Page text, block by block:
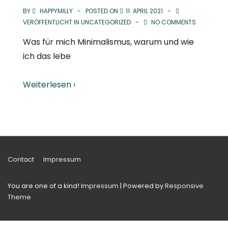
BY HAPPYMILLY POSTED ON
11. APRIL 2021
VERÖFFENTLICHT IN UNCATEGORIZED NO COMMENTS
Was für mich Minimalismus, warum und wie
ich das lebe
Weiterlesen ›
Footer-
Contact Impressum
You are one of a kind! Impressum | Powered byResponsive
Theme